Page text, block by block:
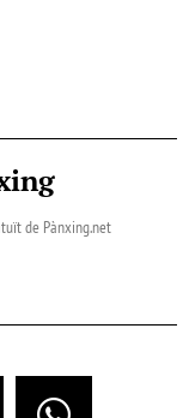
de Pànxing.net​